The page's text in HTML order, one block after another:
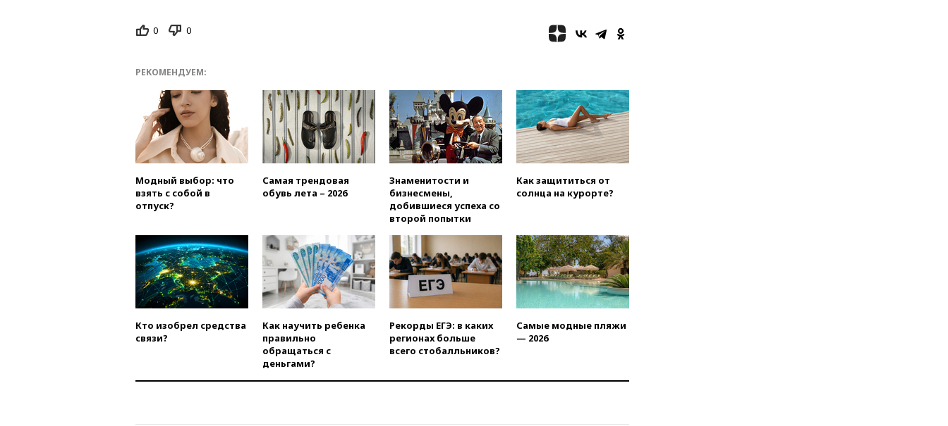
при падении деревьев во
вчера, 22:35Винисиус
продлил контракт с «Реалом»
до 2032 года
вчера, 22:28Отказаться от
российского гражданства
станет значительно дороже
вчера, 22:20 Путин назвал 76-ю
гвардейскую десантно-
штурмовую дивизию
вчера, 22:15Путин заслушал
доклад о ситуации на
добропольском направлении
вчера, 21:58 Генпрокуратура
признала нежелательным в
РФ американский Human
Rights Foundation
вчера, 21:35
и Геленджик
0 0
РЕКОМЕНДУЕМ:
Модный выбор: что
взять с собой в
отпуск?
Самая трендовая
обувь лета – 2026
Знаменитости и
бизнесмены,
добившиеся успеха со
второй попытки
Как защититься от
солнца на курорте?
Кто изобрел средства
связи?
Как научить ребенка
правильно
обращаться с
деньгами?
Рекорды ЕГЭ: в каких
регионах больше
всего стобалльников?
Самые модные пляжи
— 2026